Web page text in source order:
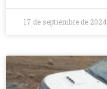
17 de septiembre de 2024